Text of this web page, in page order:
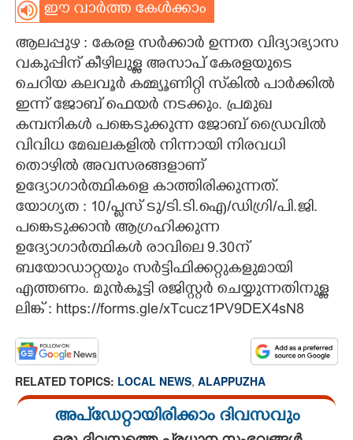
LIFESTYLE
SPIRITUAL
ART
ASTRO
CARTOONS
LITERATURE
ZOOM
ഈ വാർത്ത കേൾക്കാം
ആലപ്പുഴ : കേരള സർക്കാർ ഉന്നത വിദ്യാഭ്യാസ
വകുപ്പിന് കീഴിലുള്ള അസാപ് കേരളയുടെ
ചെറിയ കലവൂർ കമ്മ്യൂണിറ്റി സ്‌കിൽ പാർക്കിൽ
ഇന്ന് ജോബ് ഫെയർ നടക്കും. പ്രമുഖ
കമ്പനികൾ പങ്കെടുക്കുന്ന ജോബ് ഡ്രൈവിൽ
വിവിധ മേഖലകളിൽ നിന്നായി നിരവധി
തൊഴിൽ അവസരങ്ങളാണ്
ഉദ്യോഗാർത്ഥികളെ കാത്തിരിക്കുന്നത്.
യോഗ്യത : 10/പ്ളസ് ടു/ടി.ടി.ഐ/ഡിഗ്രി/പി.ജി.
പങ്കെടുക്കാൻ ആഗ്രഹിക്കുന്ന
ഉദ്യോഗാർത്ഥികൾ രാവിലെ 9.30ന്
ബയോഡാറ്റയും സർട്ടിഫിക്കറ്റുകളുമായി
എത്തണം. മുൻകൂട്ടി രജിസ്റ്റർ ചെയ്യുന്നതിനുള്ള
ലിങ്ക് : https://forms.gle/xTcucz1PV9DEX4sN8
RELATED TOPICS: LOCAL NEWS, ALAPPUZHA
അപ്ഡേറ്റായിരിക്കാം ദിവസവും